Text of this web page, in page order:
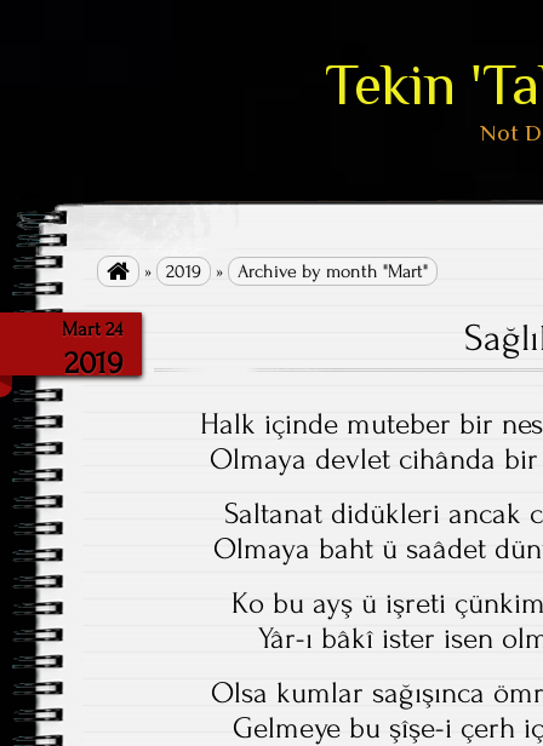
Tekin
Not
 » 2019 » Archive by month "Mart"
Mart 24
2019
Halk içinde muteber bir
Olmaya devlet cihânda bir
Saltanat didükleri ancak
Olmaya baht ü saâdet
Ko bu ayş ü işreti
Yâr-ı bâkî ister isen
Olsa kumlar sağışınca
Gelmeye bu şîşe-i çerh